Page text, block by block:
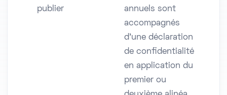
publier
annuels sont
accompagnés
d'une déclaration
de confidentialité
en application du
premier ou